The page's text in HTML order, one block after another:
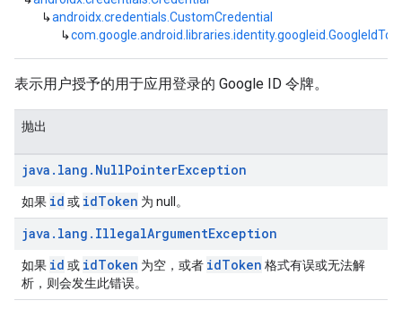
↳androidx.credentials.CustomCredential
↳
表示用户授予的用于应用登录的 Google ID 令牌。
抛出
java . lang . NullPointerException
如果 id 或 idToken 为 null。
java . lang . IllegalArgumentException
如果 id 或 idToken 为空，或者 idToken 格式有误或无法解
析，则会发生此错误。